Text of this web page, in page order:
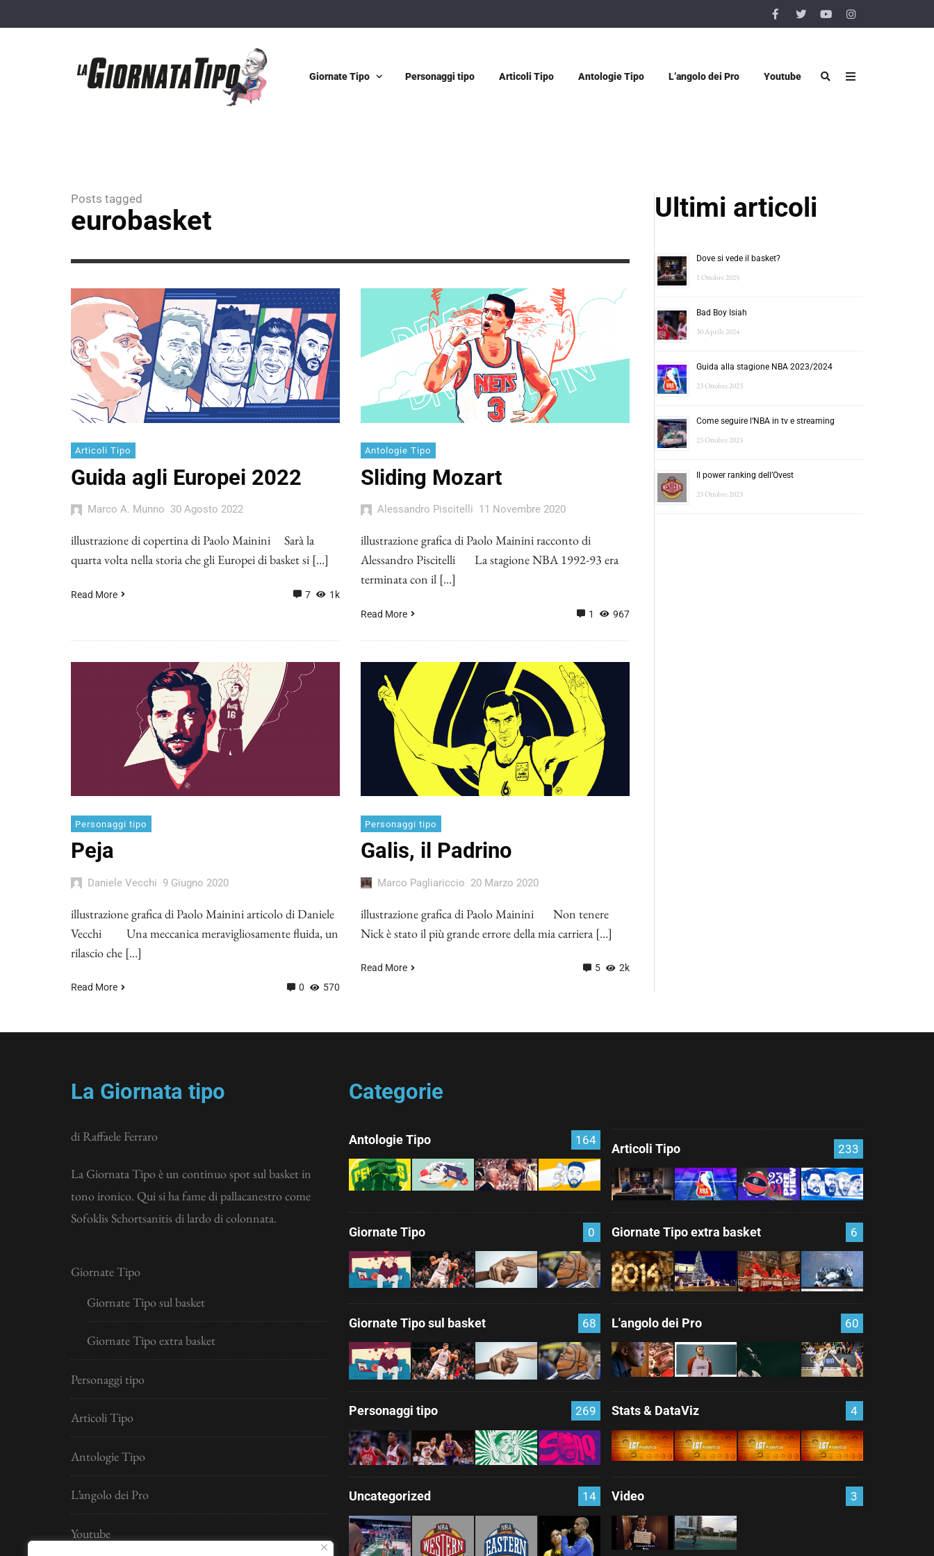
Giornate Tipo Personaggi tipo Articoli Tipo Antologie Tipo L’angolo dei Pro Youtube
Posts tagged
eurobasket
Articoli Tipo
Guida agli Europei 2022
Marco A. Munno 30 Agosto 2022
illustrazione di copertina di Paolo Mainini Sarà la
quarta volta nella storia che gli Europei di basket si […]
Read More 7 1k
Antologie Tipo
Sliding Mozart
Alessandro Piscitelli 11 Novembre 2020
illustrazione grafica di Paolo Mainini racconto di
Alessandro Piscitelli La stagione NBA 1992-93 era
terminata con il […]
Read More 1 967
Personaggi tipo
Peja
Daniele Vecchi 9 Giugno 2020
illustrazione grafica di Paolo Mainini articolo di Daniele
Vecchi Una meccanica meravigliosamente fluida, un
rilascio che […]
Read More 0 570
Personaggi tipo
Galis, il Padrino
Marco Pagliariccio 20 Marzo 2020
illustrazione grafica di Paolo Mainini Non tenere
Nick è stato il più grande errore della mia carriera […]
Read More 5 2k
Ultimi articoli
Dove si vede il basket?
1 Ottobre 2025
Bad Boy Isiah
30 Aprile 2024
Guida alla stagione NBA 2023/2024
23 Ottobre 2023
Come seguire l’NBA in tv e streaming
23 Ottobre 2023
Il power ranking dell’Ovest
23 Ottobre 2023
La Giornata tipo
di Raffaele Ferraro
La Giornata Tipo è un continuo spot sul basket in
tono ironico. Qui si ha fame di pallacanestro come
Sofoklis Schortsanitis di lardo di colonnata.
Giornate Tipo
Giornate Tipo sul basket
Giornate Tipo extra basket
Personaggi tipo
Articoli Tipo
Antologie Tipo
L’angolo dei Pro
Youtube
Categorie
Antologie Tipo 164
Articoli Tipo 233
Giornate Tipo 0 Giornate Tipo extra basket 6
Giornate Tipo sul basket 68 L'angolo dei Pro 60
Personaggi tipo 269 Stats & DataViz 4
Uncategorized 14 Video 3